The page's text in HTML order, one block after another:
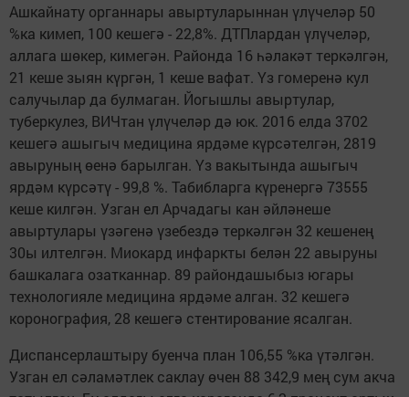
Ашкайнату органнары авыртуларыннан үлүчеләр 50
%ка кимеп, 100 кешегә - 22,8%. ДТПлардан үлүчеләр,
аллага шөкер, кимегән. Районда 16 һәлакәт теркәлгән,
21 кеше зыян күргән, 1 кеше вафат. Үз гомеренә кул
салучылар да булмаган. Йогышлы авыртулар,
туберкулез, ВИЧтан үлүчеләр дә юк. 2016 елда 3702
кешегә ашыгыч медицина ярдәме күрсәтелгән, 2819
авыруның өенә барылган. Үз вакытында ашыгыч
ярдәм күрсәтү - 99,8 %. Табибларга күренергә 73555
кеше килгән. Узган ел Арчадагы кан әйләнеше
авыртулары үзәгенә үзебездә теркәлгән 32 кешенең
30ы илтелгән. Миокард инфаркты белән 22 авыруны
башкалага озатканнар. 89 райондашыбыз югары
технологияле медицина ярдәме алган. 32 кешегә
коронография, 28 кешегә стентирование ясалган.
Диспансерлаштыру буенча план 106,55 %ка үтәлгән.
Узган ел сәламәтлек саклау өчен 88 342,9 мең сум акча